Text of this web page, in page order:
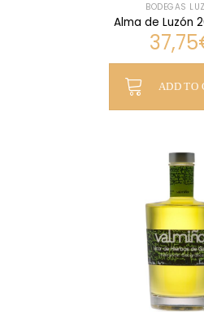
BODEGAS
Alma de Luzón
37,75
ADD TO